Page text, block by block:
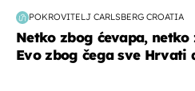
POKROVITELJ CARLSBERG CROATIA
Netko zbog ćevapa,
Evo zbog čega sve Hrvati